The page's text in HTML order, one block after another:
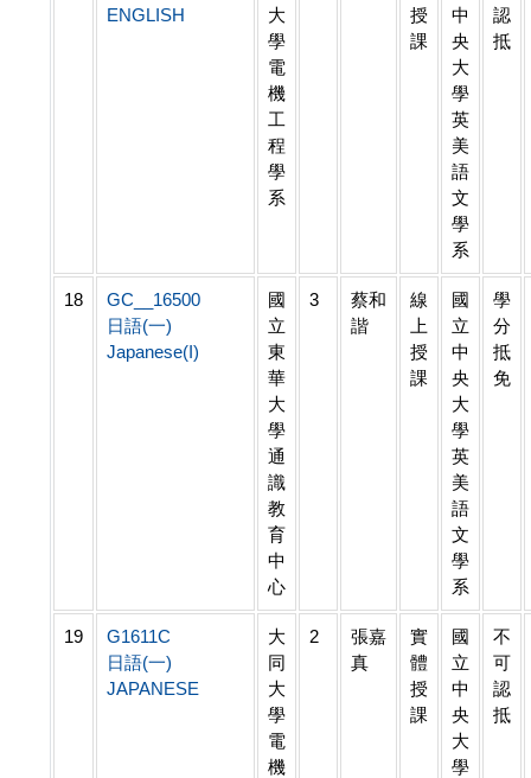
ENGLISH
大
學
電
機
工
程
學
系
授
課
中
央
大
學
英
美
語
文
學
系
認
抵
18
GC__16500
日語(一)
Japanese(I)
國
立
東
華
大
學
通
識
教
育
中
心
3
蔡和
諧
線
上
授
課
國
立
中
央
大
學
英
美
語
文
學
系
學
分
抵
免
19
G1611C
日語(一)
JAPANESE
大
同
大
學
電
機
2
張嘉
真
實
體
授
課
國
立
中
央
大
學
不
可
認
抵